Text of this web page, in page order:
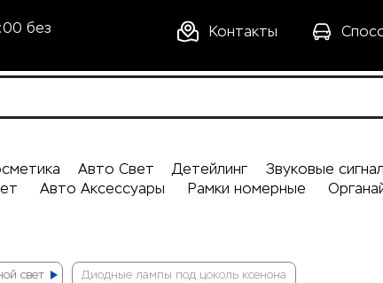
без
Контакты
Авто Свет Детейлинг Звуковые
Авто Аксессуары Рамки номерные
свет Диодные лампы под цоколь ксенона